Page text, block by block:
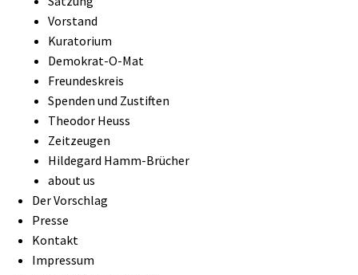
Vorstand
Kuratorium
Demokrat-O-Mat
Freundeskreis
Spenden und Zustiften
Theodor Heuss
Zeitzeugen
Hildegard Hamm-Brücher
about us
Der Vorschlag
Presse
Kontakt
Impressum